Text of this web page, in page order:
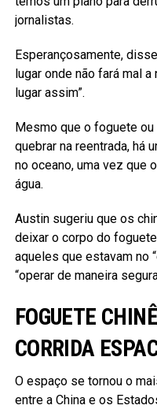
jornalistas.
Esperançosamente,
lugar onde não fará mal
lugar assim”.
Mesmo que o foguete
quebrar na reentrada, há
no oceano, uma vez que
água.
Austin sugeriu que os
deixar o corpo do
aqueles que estavam no
“operar de maneira
FOGUETE
CORRIDA
O espaço se tornou o
entre a China e os